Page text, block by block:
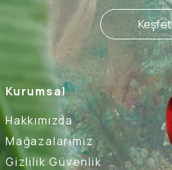
Kurumsal
Hakkımızda
Mağazalarımız
Gizlilik Güvenlik
Keşfet